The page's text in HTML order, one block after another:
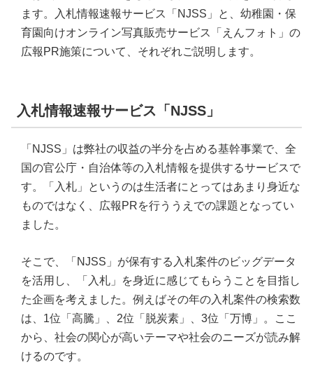
ます。入札情報速報サービス「NJSS」と、幼稚園・保
育園向けオンライン写真販売サービス「えんフォト」の
広報PR施策について、それぞれご説明します。
入札情報速報サービス「NJSS」
「NJSS」は弊社の収益の半分を占める基幹事業で、全
国の官公庁・自治体等の入札情報を提供するサービスで
す。「入札」というのは生活者にとってはあまり身近な
ものではなく、広報PRを行ううえでの課題となってい
ました。
そこで、「NJSS」が保有する入札案件のビッグデータ
を活用し、「入札」を身近に感じてもらうことを目指し
た企画を考えました。例えばその年の入札案件の検索数
は、1位「高騰」、2位「脱炭素」、3位「万博」。ここ
から、社会の関心が高いテーマや社会のニーズが読み解
けるのです。